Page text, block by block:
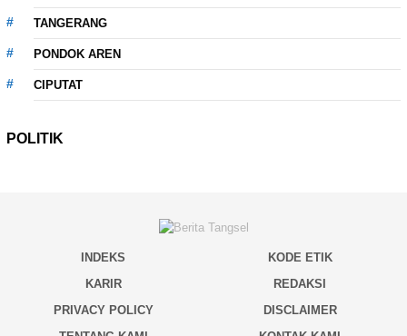
TANGERANG
PONDOK AREN
CIPUTAT
POLITIK
INDEKS
KODE ETIK
KARIR
REDAKSI
PRIVACY POLICY
DISCLAIMER